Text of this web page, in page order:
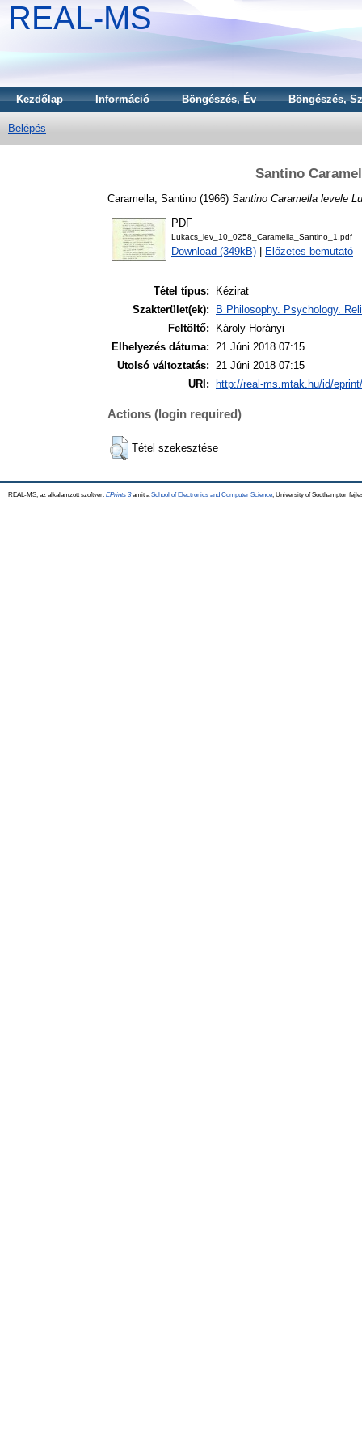
REAL-MS
Kezdőlap Információ Böngészés, Év Böngészés,
Belépés
Santino
Caramella, Santino (1966) Santino Caramella levele
PDF
Lukacs_lev_10_0258_Caramella_Santino_1.pdf
Download (349kB) Előzetes bemutató
Tétel típus:
Kézirat
Szakterület(ek):
B Philosophy. Psychology.
Feltöltő:
Károly Horányi
Elhelyezés dátuma: 21 Júni 2018 07:15
Utolsó változtatás: 21 Júni 2018 07:15
URI:
http://real-ms.mtak.hu/id/
Actions (login required)
Tétel szekesztése
REAL-MS, az alkalamzott szoftver: EPrints 3amit a School of Electronics and Computer Science , University of Southampton